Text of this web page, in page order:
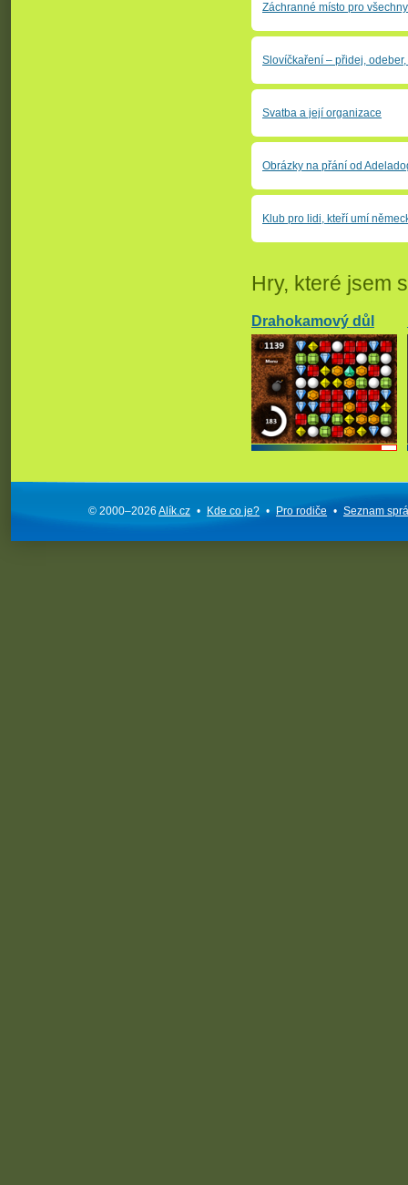
Záchranné místo pro
Slovíčkaření – přidej,
Svatba a její organizace
Obrázky na přání od
Klub pro lidi, kteří umí
Hry, které jsem
Drahokamový důl
© 2000–2026Alík.cz • Kde co je? • Pro rodiče • Seznam